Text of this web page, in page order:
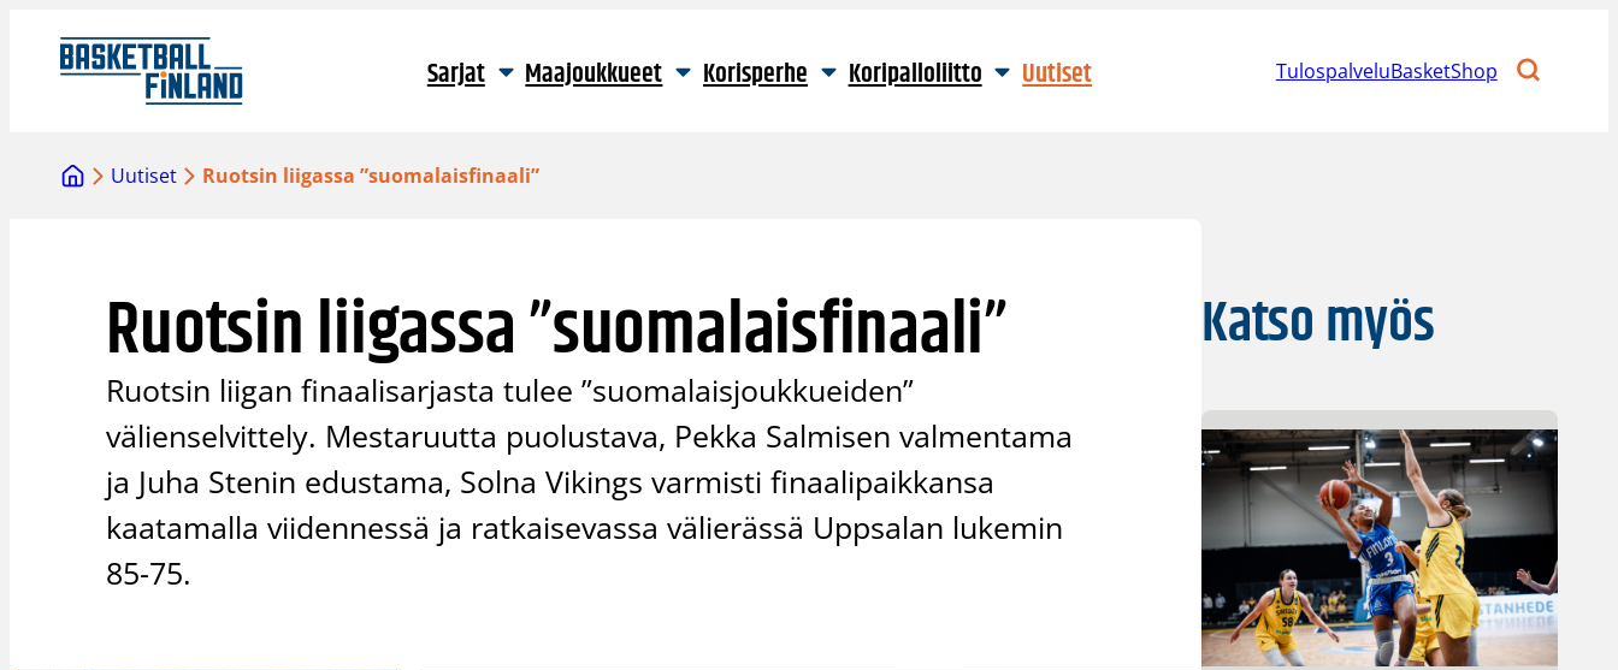
sisältöön
Sarjat Maajoukkueet Korisperhe Koripalloliitto Uutiset TulospalveluBasketShop
Uutiset Ruotsin liigassa ”suomalaisfinaali”
Ruotsin liigassa ”suomalaisfinaali”
Ruotsin liigan finaalisarjasta tulee ”suomalaisjoukkueiden”
välienselvittely. Mestaruutta puolustava, Pekka Salmisen valmentama
ja Juha Stenin edustama, Solna Vikings varmisti finaalipaikkansa
kaatamalla viidennessä ja ratkaisevassa välierässä Uppsalan lukemin
85-75.
Katso myös